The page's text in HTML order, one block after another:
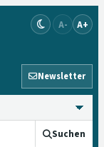
A- A+
Newsletter
Suchen